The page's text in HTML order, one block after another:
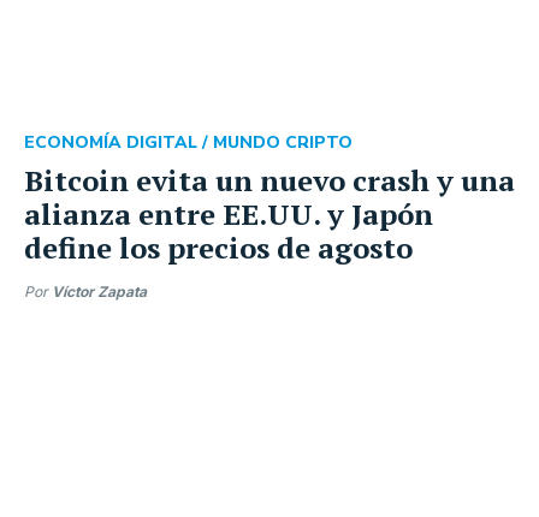
Bitcoin evita un nuevo crash y una
alianza entre EE.UU. y Japón
define los precios de agosto
ECONOMÍA DIGITAL / MUNDO CRIPTO
Por Víctor Zapata